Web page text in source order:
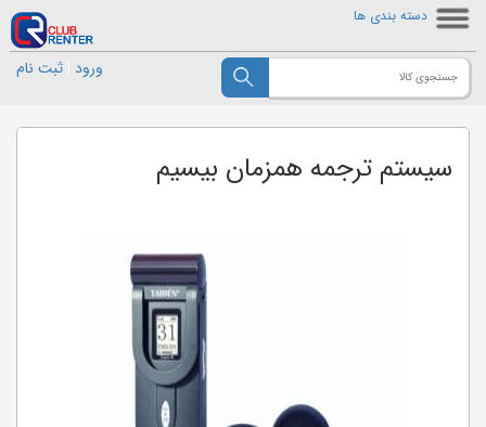
دسته بندی ها
ورود ثبت نام
سیستم ترجمه همزمان بیسیم